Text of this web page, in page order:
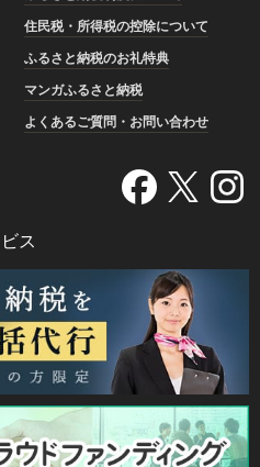
住民税・所得税の控除について
ふるさと納税のお礼特典
マンガふるさと納税
よくあるご質問・お問い合わせ
ス